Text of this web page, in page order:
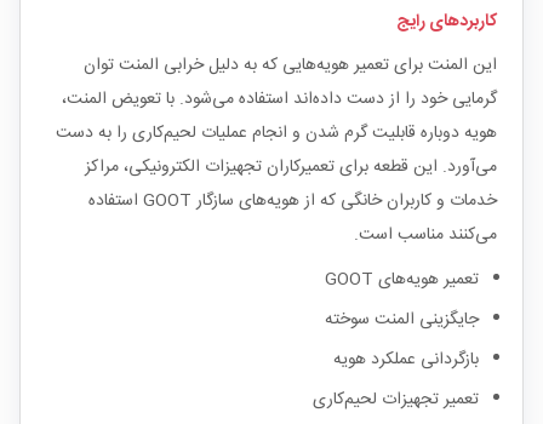
کاربردهای رایج
این المنت برای تعمیر هویه‌هایی که به دلیل خرابی المنت توان
گرمایی خود را از دست داده‌اند استفاده می‌شود. با تعویض المنت،
هویه دوباره قابلیت گرم شدن و انجام عملیات لحیم‌کاری را به دست
می‌آورد. این قطعه برای تعمیرکاران تجهیزات الکترونیکی، مراکز
خدمات و کاربران خانگی که از هویه‌های سازگار GOOT استفاده
می‌کنند مناسب است.
تعمیر هویه‌های GOOT
جایگزینی المنت سوخته
بازگردانی عملکرد هویه
تعمیر تجهیزات لحیم‌کاری